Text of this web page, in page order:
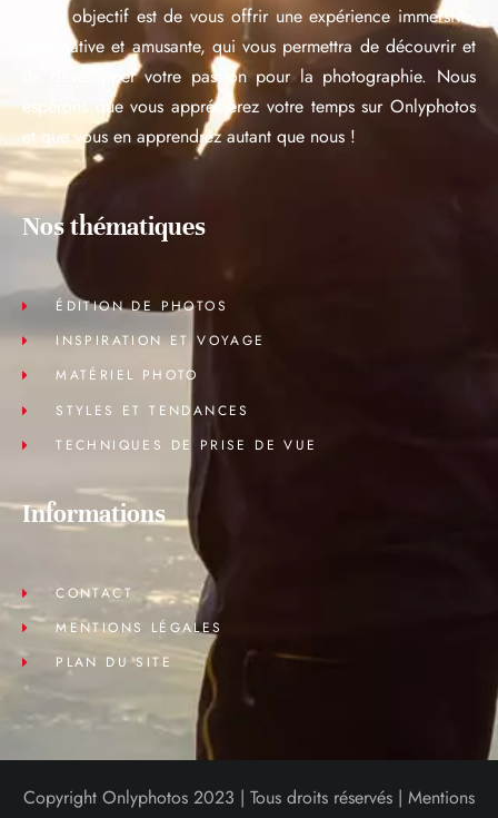
Notre objectif est de vous offrir une expérience immersive,
informative et amusante, qui vous permettra de découvrir et
de développer votre passion pour la photographie. Nous
espérons que vous apprécierez votre temps sur Onlyphotos
et que vous en apprendrez autant que nous !
Nos thématiques
ÉDITION DE PHOTOS
INSPIRATION ET VOYAGE
MATÉRIEL PHOTO
STYLES ET TENDANCES
TECHNIQUES DE PRISE DE VUE
Informations
CONTACT
MENTIONS LÉGALES
PLAN DU SITE
Copyright Onlyphotos 2023 | Tous droits réservés | Mentions